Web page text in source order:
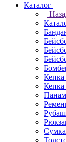
Каталог
Кепка
Кепка